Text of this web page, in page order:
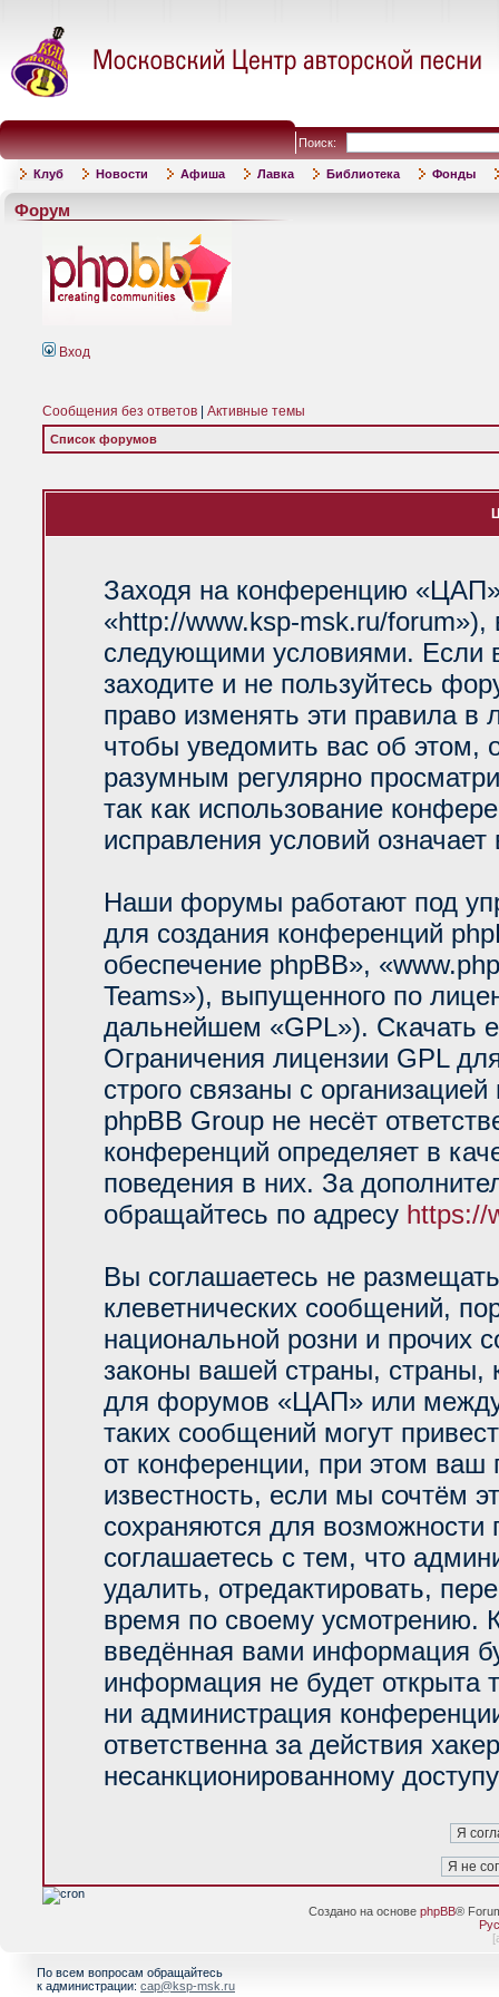
Поиск:
Клуб Новости Афиша Лавка Библиотека Фонды
Форум
Вход
Сообщения без ответов Активные темы
Список форумов
Заходя на конференцию
«http://www.ksp-msk.ru/forum»),
следующими условиями. Если
заходите и не пользуйтесь
право изменять эти правила
чтобы уведомить вас об
разумным регулярно
так как использование
исправления условий
Наши форумы работают под
для создания конференций
обеспечение phpBB»,
Teams»), выпущенного по
дальнейшем «GPL»). Скачать
Ограничения лицензии GPL
строго связаны с
phpBB Group не несёт
конференций определяет в
поведения в них. За
обращайтесь по адресу https://
Вы соглашаетесь не
клеветнических сообщений,
национальной розни и прочих
законы вашей страны, страны,
для форумов «ЦАП» или
таких сообщений могут
от конференции, при этом ваш
известность, если мы сочтём
сохраняются для возможности
соглашаетесь с тем, что
удалить, отредактировать,
время по своему усмотрению.
введённая вами информация
информация не будет открыта
ни администрация
ответственна за действия
несанкционированному
Создано на основе phpBB®
[
По всем вопросам обращайтесь
к администрации: cap@ksp-msk.ru